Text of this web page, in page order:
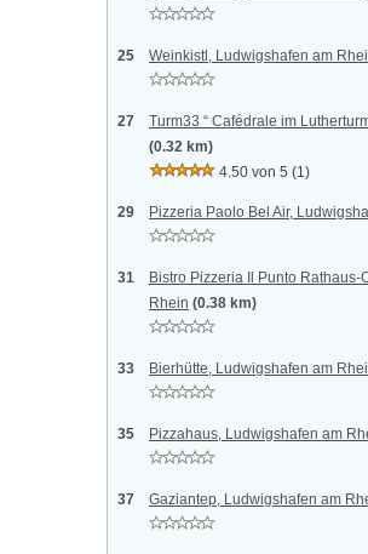
25 Weinkistl, Ludwigshafen am
27
Turm33 “ Cafédrale im
(0.32 km)
4.50 von 5 (1)
29 Pizzeria Paolo Bel Air,
31
Bistro Pizzeria Il Punto
Rhein (0.38 km)
33 Bierhütte, Ludwigshafen am
35 Pizzahaus, Ludwigshafen am
37 Gaziantep, Ludwigshafen am